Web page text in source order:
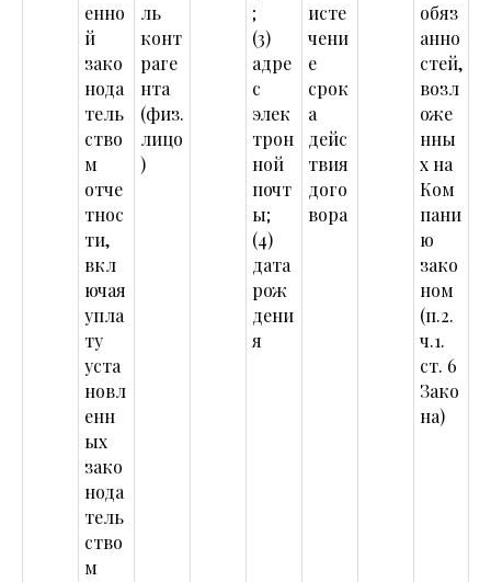
енно
й
зако
нода
тель
ство
м
отче
тнос
ти,
вкл
ючая
упла
ту
уста
новл
енн
ых
зако
нода
тель
ство
м
ль
конт
раге
нта
(физ.
лицо
)
;
(3)
адре
с
элек
трон
ной
почт
ы;
(4)
дата
рож
дени
я
исте
чени
е
срок
а
дейс
твия
дого
вора
обяз
анно
стей,
возл
оже
нны
х на
Ком
пани
ю
зако
ном
(п.2.
ч.1.
ст. 6
Зако
на)